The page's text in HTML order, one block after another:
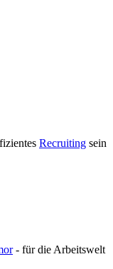
Recruiting sein
- für die Arbeitswelt